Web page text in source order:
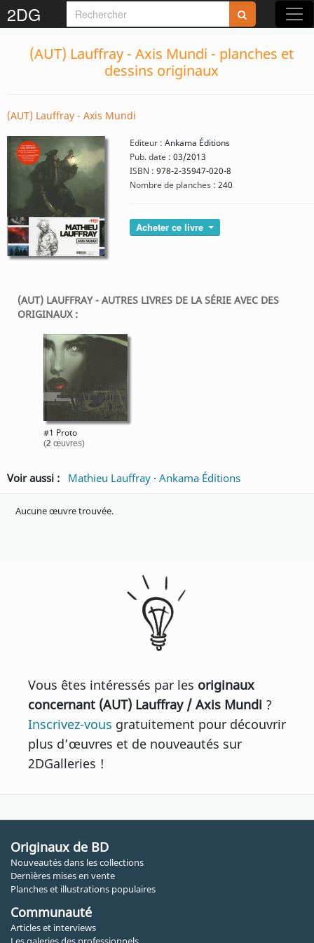
2DG
(AUT) Lauffray - Axis Mundi - planches et
dessins originaux
(AUT) Lauffray - Axis Mundi
Editeur : Ankama Éditions
Pub. date : 03/2013
ISBN : 978-2-35947-020-8
Nombre de planches : 240
Acheter ce livre
(AUT) LAUFFRAY - AUTRES LIVRES DE LA SÉRIE AVEC DES
ORIGINAUX :
#1 Proto
(2 œuvres)
Voir aussi : Mathieu Lauffray · Ankama Éditions
Aucune œuvre trouvée.
Vous êtes intéressés par les originaux
concernant (AUT) Lauffray / Axis Mundi ?
Inscrivez-vous gratuitement pour découvrir
plus d’œuvres et de nouveautés sur
2DGalleries !
Originaux de BD
Nouveautés dans les collections
Dernières mises en vente
Planches et illustrations populaires
Communauté
Articles et interviews